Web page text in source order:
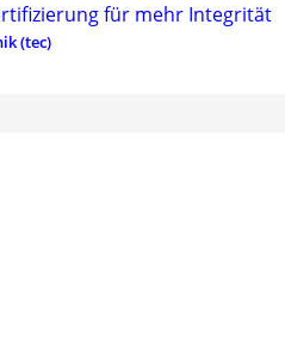
für mehr Integrität
(tec)